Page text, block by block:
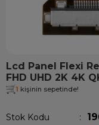
Lcd Panel Flexi
FHD UHD 2K 4K
1 kişinin sepetinde!
Stok Kodu